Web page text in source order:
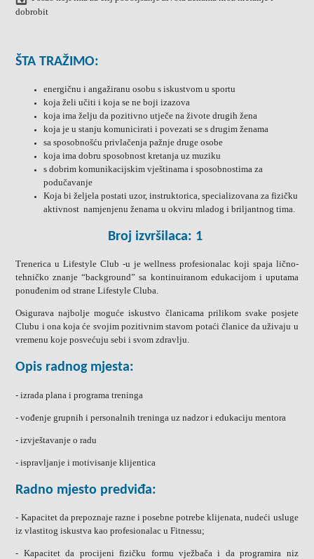
dobrobit
ŠTA TRAŽIMO:
energičnu i angažiranu osobus iskustvom u sportu
koja želi učiti i koja se ne boji izazova
koja ima želju da pozitivno utječe na živote drugih žena
koja je u stanju komunicirati i povezati se s drugim ženama
sa sposobnošću privlačenja pažnje druge osobe
koja ima dobru sposobnost kretanja uz muziku
s dobrim komunikacijskim vještinama i sposobnostima za
podučavanje
Koja bi željela postati uzor, instruktorica, specializovana za fizičku
aktivnost namjenjenu ženama u okviru mladog i briljantnog tima.
Broj izvršilaca: 1
Trenerica u Lifestyle Club -u je wellness profesionalac koji spaja lično-
tehničko znanje “background” sa kontinuiranom edukacijom i uputama
ponuđenim od strane Lifestyle Cluba.
Osigurava najbolje moguće iskustvo članicama prilikom svake posjete
Clubu i ona koja će svojim pozitivnim stavom potaći članice da uživaju u
vremenu koje posvećuju sebi i svom zdravlju.
Opis radnog mjesta:
- izrada plana i programa treninga
- vođenje grupnih i personalnih treninga uz nadzor i edukaciju mentora
- izvještavanje o radu
- ispravljanje i motivisanje klijentica
Radno mjesto predviđa:
- Kapacitet da prepoznaje razne i posebne potrebe klijenata, nudeći usluge
iz vlastitog iskustva kao profesionalac u Fitnessu;
- Kapacitet da procijeni fizičku formu vježbača i da programira niz